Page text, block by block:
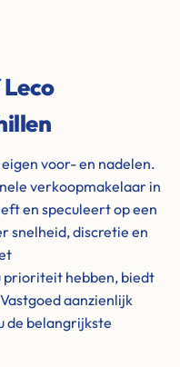
voor- en nadelen.
verkoopmakelaar in
en speculeert op een
snelheid, discretie en
prioriteit hebben, biedt
aanzienlijk
de belangrijkste